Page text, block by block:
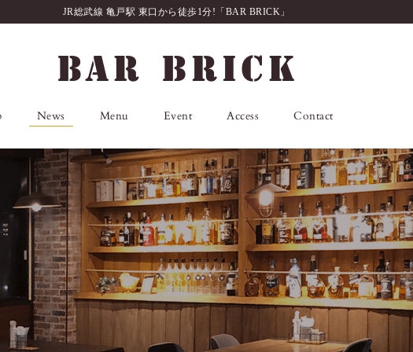
JR総武線 亀戸駅 東口から徒歩1分!「BAR BRICK」
News Menu Event Access Contact